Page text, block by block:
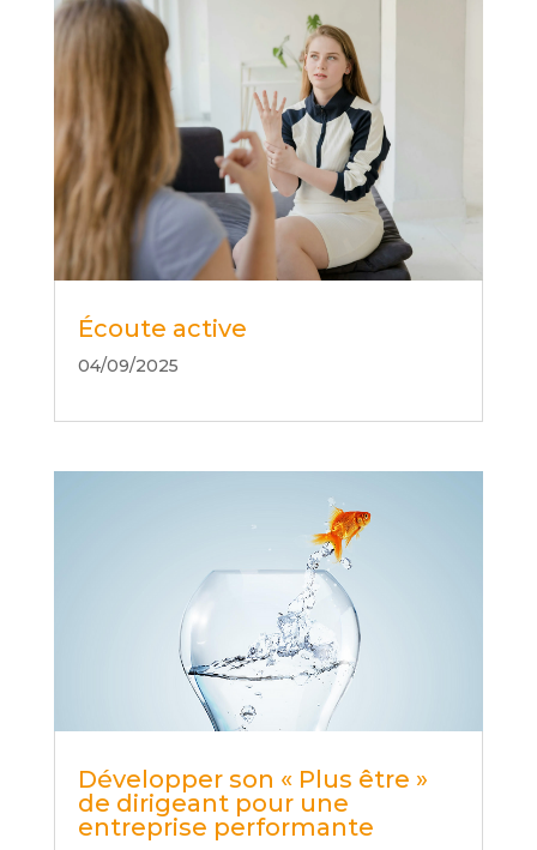
Écoute active
04/09/2025
Développer son « Plus être »
de dirigeant pour une
entreprise performante